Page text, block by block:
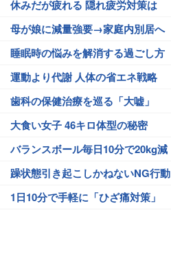
休みだが疲れる 隠れ疲労対策は
母が娘に減量強要→家庭内別居へ
睡眠時の悩みを解消する過ごし方
運動より代謝 人体の省エネ戦略
歯科の保健治療を巡る「大嘘」
大食い女子 46キロ体型の秘密
バランスボール毎日10分で20kg減
躁状態引き起こしかねないNG行動
1日10分で手軽に「ひざ痛対策」